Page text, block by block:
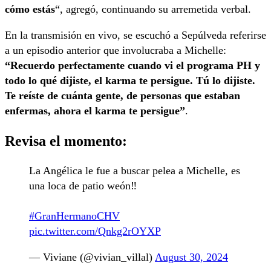
cómo estás“, agregó, continuando su arremetida verbal.
En la transmisión en vivo, se escuchó a Sepúlveda referirse
a un episodio anterior que involucraba a Michelle:
“Recuerdo perfectamente cuando vi el programa PH y
todo lo qué dijiste, el karma te persigue. Tú lo dijiste.
Te reíste de cuánta gente, de personas que estaban
enfermas, ahora el karma te persigue”.
Revisa el momento:
La Angélica le fue a buscar pelea a Michelle, es
una loca de patio weón‼️
#GranHermanoCHV
pic.twitter.com/Qnkg2rOYXP
— Viviane (@vivian_villal) August 30, 2024